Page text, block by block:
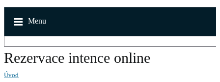
Menu
Rezervace intence online
Úvod